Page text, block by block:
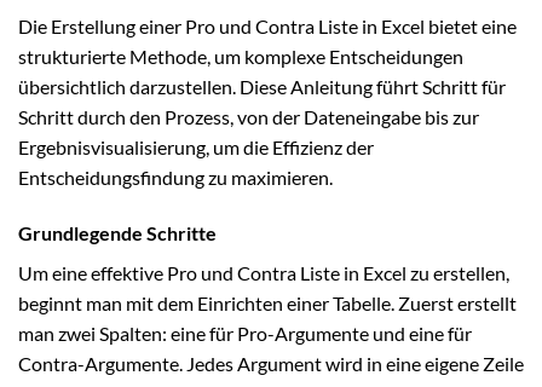
Die Erstellung einer Pro und Contra Liste in Excel bietet eine
strukturierte Methode, um komplexe Entscheidungen
übersichtlich darzustellen. Diese Anleitung führt Schritt für
Schritt durch den Prozess, von der Dateneingabe bis zur
Ergebnisvisualisierung, um die Effizienz der
Entscheidungsfindung zu maximieren.
Grundlegende Schritte
Um eine effektive Pro und Contra Liste in Excel zu erstellen,
beginnt man mit dem Einrichten einer Tabelle. Zuerst erstellt
man zwei Spalten: eine für Pro-Argumente und eine für
Contra-Argumente. Jedes Argument wird in eine eigene Zeile